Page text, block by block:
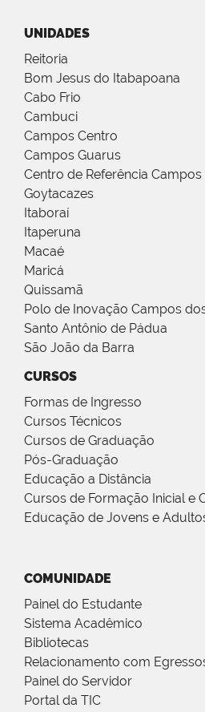
UNIDADES
Reitoria
Bom Jesus do Itabapoana
Cabo Frio
Cambuci
Campos Centro
Campos Guarus
Centro de Referência
Goytacazes
Itaboraí
Itaperuna
Macaé
Maricá
Quissamã
Polo de Inovação Campos
Santo Antônio de Pádua
São João da Barra
CURSOS
Formas de Ingresso
Cursos Técnicos
Cursos de Graduação
Pós-Graduação
Educação a Distância
Cursos de Formação Inicial e
Educação de Jovens e
COMUNIDADE
Painel do Estudante
Sistema Acadêmico
Bibliotecas
Relacionamento com
Painel do Servidor
Portal da TIC